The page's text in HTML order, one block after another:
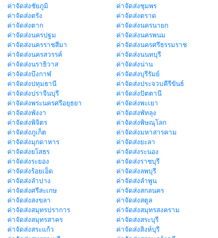
ค่าจัดส่งชัยภูมิ
ค่าจัดส่งชุมพร
ค่าจัดส่งตรัง
ค่าจัดส่งตราด
ค่าจัดส่งตาก
ค่าจัดส่งนครนายก
ค่าจัดส่งนครปฐม
ค่าจัดส่งนครพนม
ค่าจัดส่งนครราชสีมา
ค่าจัดส่งนครศรีธรรมราช
ค่าจัดส่งนครสวรรค์
ค่าจัดส่งนนทบุรี
ค่าจัดส่งนราธิวาส
ค่าจัดส่งน่าน
ค่าจัดส่งบึงกาฬ
ค่าจัดส่งบุรีรัมย์
ค่าจัดส่งปทุมธานี
ค่าจัดส่งประจวบคีรีขันธ์
ค่าจัดส่งปราจีนบุรี
ค่าจัดส่งปัตตานี
ค่าจัดส่งพระนครศรีอยุธยา
ค่าจัดส่งพะเยา
ค่าจัดส่งพังงา
ค่าจัดส่งพัทลุง
ค่าจัดส่งพิจิตร
ค่าจัดส่งพิษณุโลก
ค่าจัดส่งภูเก็ต
ค่าจัดส่งมหาสารคาม
ค่าจัดส่งมุกดาหาร
ค่าจัดส่งยะลา
ค่าจัดส่งยโสธร
ค่าจัดส่งระนอง
ค่าจัดส่งระยอง
ค่าจัดส่งราชบุรี
ค่าจัดส่งร้อยเอ็ด
ค่าจัดส่งลพบุรี
ค่าจัดส่งลำปาง
ค่าจัดส่งลำพูน
ค่าจัดส่งศรีสะเกษ
ค่าจัดส่งสกลนคร
ค่าจัดส่งสงขลา
ค่าจัดส่งสตูล
ค่าจัดส่งสมุทรปราการ
ค่าจัดส่งสมุทรสงคราม
ค่าจัดส่งสมุทรสาคร
ค่าจัดส่งสระบุรี
ค่าจัดส่งสระแก้ว
ค่าจัดส่งสิงห์บุรี